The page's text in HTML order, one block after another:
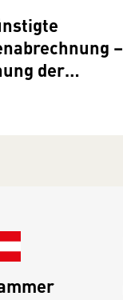
–
der